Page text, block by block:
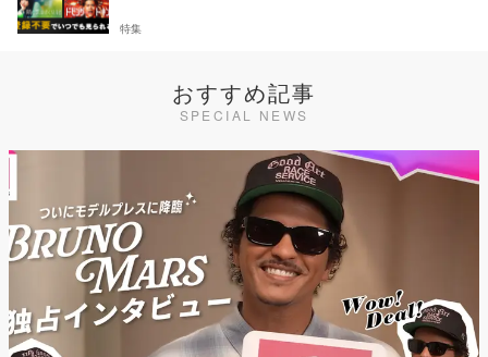
特集
おすすめ記事
SPECIAL NEWS